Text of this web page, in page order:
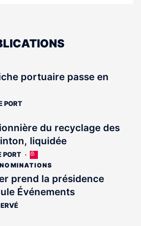
portuaire passe en
PORT
du recyclage des
liquidée
PORT
Cet
article
est
réservé
aux
NOMINATIONS
prend la présidence
Événements